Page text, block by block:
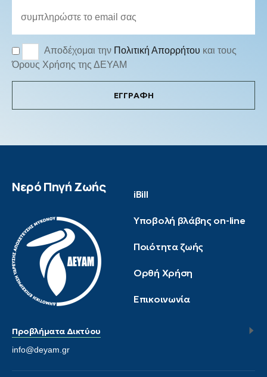
Αποδέχομαι την Πολιτική Απορρήτου και τους
Όρους Χρήσης της ΔΕΥΑΜ
ΕΓΓΡΑΦΗ
Νερό Πηγή Ζωής iBill
Υποβολή βλάβης on-line
Ποιότητα ζωής
Ορθή Χρήση
Επικοινωνία
Προβλήματα Δικτύου
info@deyam.gr